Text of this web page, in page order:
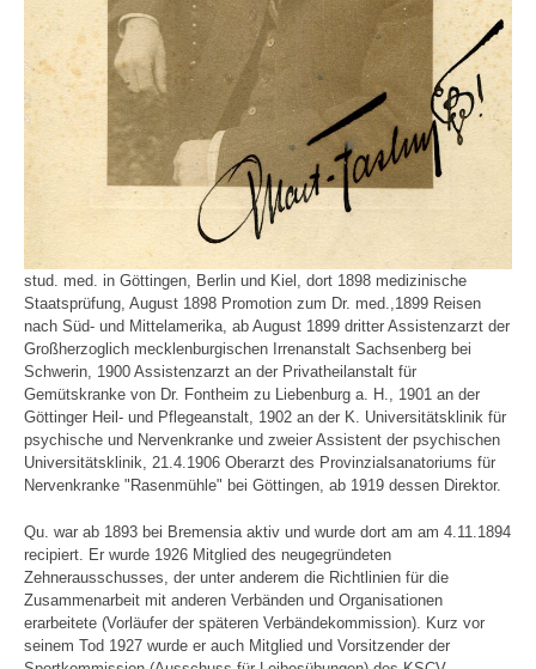
stud. med. in Göttingen, Berlin und Kiel, dort 1898 medizinische
Staatsprüfung, August 1898 Promotion zum Dr. med.,1899 Reisen
nach Süd- und Mittelamerika, ab August 1899 dritter Assistenzarzt der
Großherzoglich mecklenburgischen Irrenanstalt Sachsenberg bei
Schwerin, 1900 Assistenzarzt an der Privatheilanstalt für
Gemütskranke von Dr. Fontheim zu Liebenburg a. H., 1901 an der
Göttinger Heil- und Pflegeanstalt, 1902 an der K. Universitätsklinik für
psychische und Nervenkranke und zweier Assistent der psychischen
Universitätsklinik, 21.4.1906 Oberarzt des Provinzialsanatoriums für
Nervenkranke "Rasenmühle" bei Göttingen, ab 1919 dessen Direktor.
Qu. war ab 1893 bei Bremensia aktiv und wurde dort am am 4.11.1894
recipiert. Er wurde 1926 Mitglied des neugegründeten
Zehnerausschusses, der unter anderem die Richtlinien für die
Zusammenarbeit mit anderen Verbänden und Organisationen
erarbeitete (Vorläufer der späteren Verbändekommission). Kurz vor
seinem Tod 1927 wurde er auch Mitglied und Vorsitzender der